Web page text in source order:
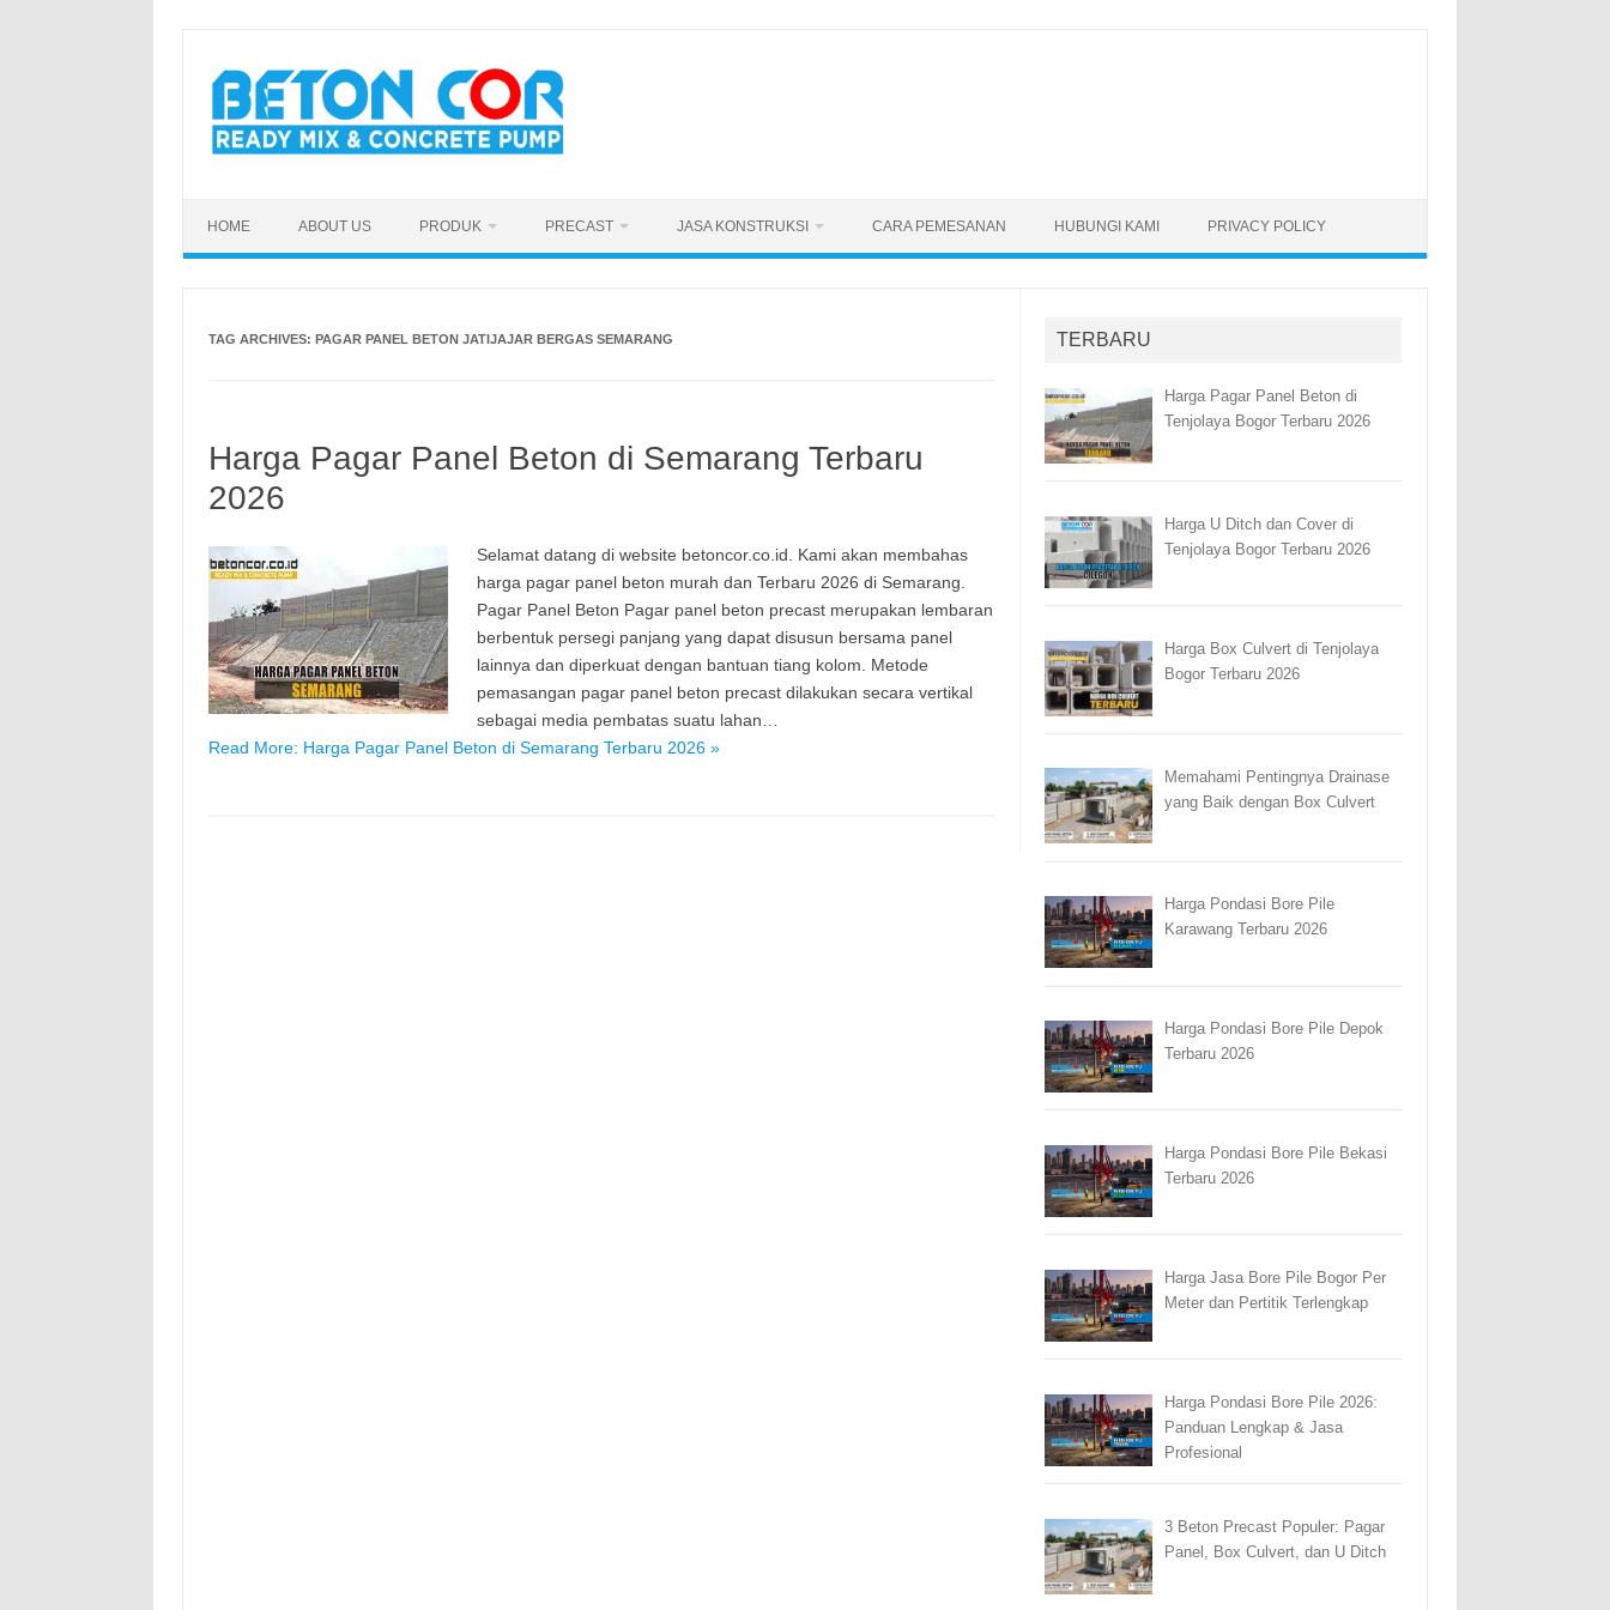
content
HOME ABOUT US PRODUK PRECAST JASA KONSTRUKSI CARA PEMESANAN HUBUNGI KAMI PRIVACY POLICY
TAG ARCHIVES: PAGAR PANEL BETON JATIJAJAR BERGAS SEMARANG
Harga Pagar Panel Beton di Semarang Terbaru
2026
Selamat datang di website betoncor.co.id. Kami akan membahas
harga pagar panel beton murah dan Terbaru 2026 di Semarang.
Pagar Panel Beton Pagar panel beton precast merupakan lembaran
berbentuk persegi panjang yang dapat disusun bersama panel
lainnya dan diperkuat dengan bantuan tiang kolom. Metode
pemasangan pagar panel beton precast dilakukan secara vertikal
sebagai media pembatas suatu lahan…
Read More: Harga Pagar Panel Beton di Semarang Terbaru 2026 »
TERBARU
Harga Pagar Panel Beton di
Tenjolaya Bogor Terbaru 2026
Harga U Ditch dan Cover di
Tenjolaya Bogor Terbaru 2026
Harga Box Culvert di Tenjolaya
Bogor Terbaru 2026
Memahami Pentingnya Drainase
yang Baik dengan Box Culvert
Harga Pondasi Bore Pile
Karawang Terbaru 2026
Harga Pondasi Bore Pile Depok
Terbaru 2026
Harga Pondasi Bore Pile Bekasi
Terbaru 2026
Harga Jasa Bore Pile Bogor Per
Meter dan Pertitik Terlengkap
Harga Pondasi Bore Pile 2026:
Panduan Lengkap & Jasa
Profesional
3 Beton Precast Populer: Pagar
Panel, Box Culvert, dan U Ditch